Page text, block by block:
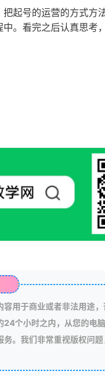
起号的运营的方式方
。看完之后认真思考
用于商业或者非法用途
个小时之内，从您的电
。我们非常重视版权问